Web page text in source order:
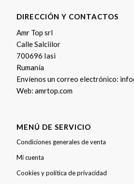
DIRECCIÓN Y CONTACTOS
Amr Top srl
Calle Salciilor
700696 Iasi
Rumanía
Envíenos un correo electrónico:
Web: amrtop.com
MENÚ DE SERVICIO
Condiciones generales de venta
Mi cuenta
Cookies y política de privacidad